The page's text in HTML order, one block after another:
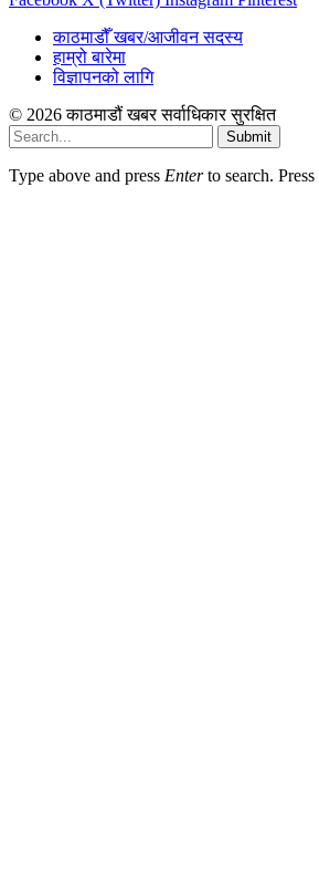
काठमाडौँ खबर/आजीवन सदस्य
हाम्रो बारेमा
विज्ञापनको लागि
© 2026 काठमाडौं खबर सर्वाधिकार सुरक्षित
Submit
Type above and press Enterto search. Press